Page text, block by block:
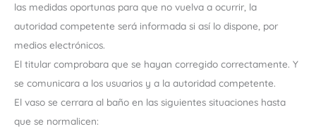
las medidas oportunas para que no vuelva a ocurrir, la
autoridad competente será informada si así lo dispone, por
medios electrónicos.
El titular comprobara que se hayan corregido correctamente. Y
se comunicara a los usuarios y a la autoridad competente.
El vaso se cerrara al baño en las siguientes situaciones hasta
que se normalicen: